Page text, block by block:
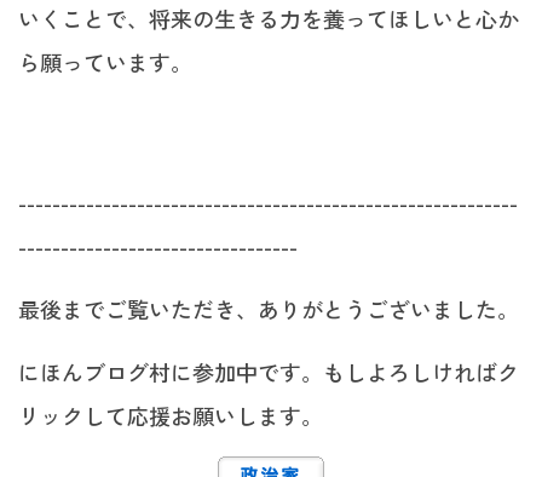
いくことで、将来の生きる力を養ってほしいと心か
ら願っています。
-----------------------------------------------------------
---------------------------------
最後までご覧いただき、ありがとうございました。
にほんブログ村に参加中です。もしよろしければク
リックして応援お願いします。